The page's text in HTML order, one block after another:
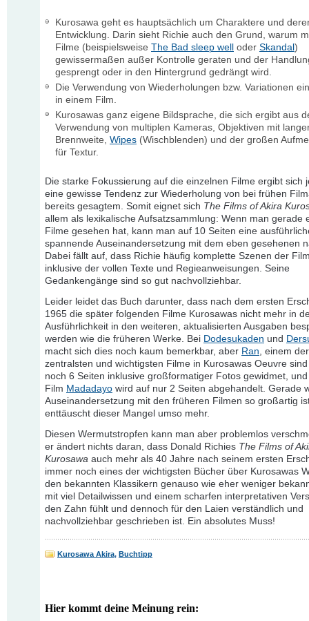
Kurosawa geht es hauptsächlich um Charaktere und
Entwicklung. Darin sieht Richie auch den Grund, warum
Filme (beispielsweise The Bad sleep well oder Skandal )
gewissermaßen außer Kontrolle geraten und der
gesprengt oder in den Hintergrund gedrängt wird.
Die Verwendung von Wiederholungen bzw. Variationen
in einem Film.
Kurosawas ganz eigene Bildsprache, die sich ergibt aus
Verwendung von multiplen Kameras, Objektiven mit
Brennweite, Wipes (Wischblenden) und der großen
für Textur.
Die starke Fokussierung auf die einzelnen Filme ergibt sich
eine gewisse Tendenz zur Wiederholung von bei frühen
bereits gesagtem. Somit eignet sich The Films of Akira
allem als lexikalische Aufsatzsammlung: Wenn man gerade
Filme gesehen hat, kann man auf 10 Seiten eine
spannende Auseinandersetzung mit dem eben gesehenen
Dabei fällt auf, dass Richie häufig komplette Szenen der
inklusive der vollen Texte und Regieanweisungen. Seine
Gedankengänge sind so gut nachvollziehbar.
Leider leidet das Buch darunter, dass nach dem ersten
1965 die später folgenden Filme Kurosawas nicht mehr in
Ausführlichkeit in den weiteren, aktualisierten Ausgaben
werden wie die früheren Werke. Bei Dodesukaden und
macht sich dies noch kaum bemerkbar, aber Ran, einem der
zentralsten und wichtigsten Filme in Kurosawas Oeuvre
noch 6 Seiten inklusive großformatiger Fotos gewidmet,
Film Madadayo wird auf nur 2 Seiten abgehandelt. Gerade
Auseinandersetzung mit den früheren Filmen so großartig
enttäuscht dieser Mangel umso mehr.
Diesen Wermutstropfen kann man aber problemlos
er ändert nichts daran, dass Donald Richies The Films of
Kurosawa auch mehr als 40 Jahre nach seinem ersten
immer noch eines der wichtigsten Bücher über Kurosawas
den bekannten Klassikern genauso wie eher weniger
mit viel Detailwissen und einem scharfen interpretativen
den Zahn fühlt und dennoch für den Laien verständlich und
nachvollziehbar geschrieben ist. Ein absolutes Muss!
Kurosawa Akira, Buchtipp
Hier kommt deine Meinung rein: